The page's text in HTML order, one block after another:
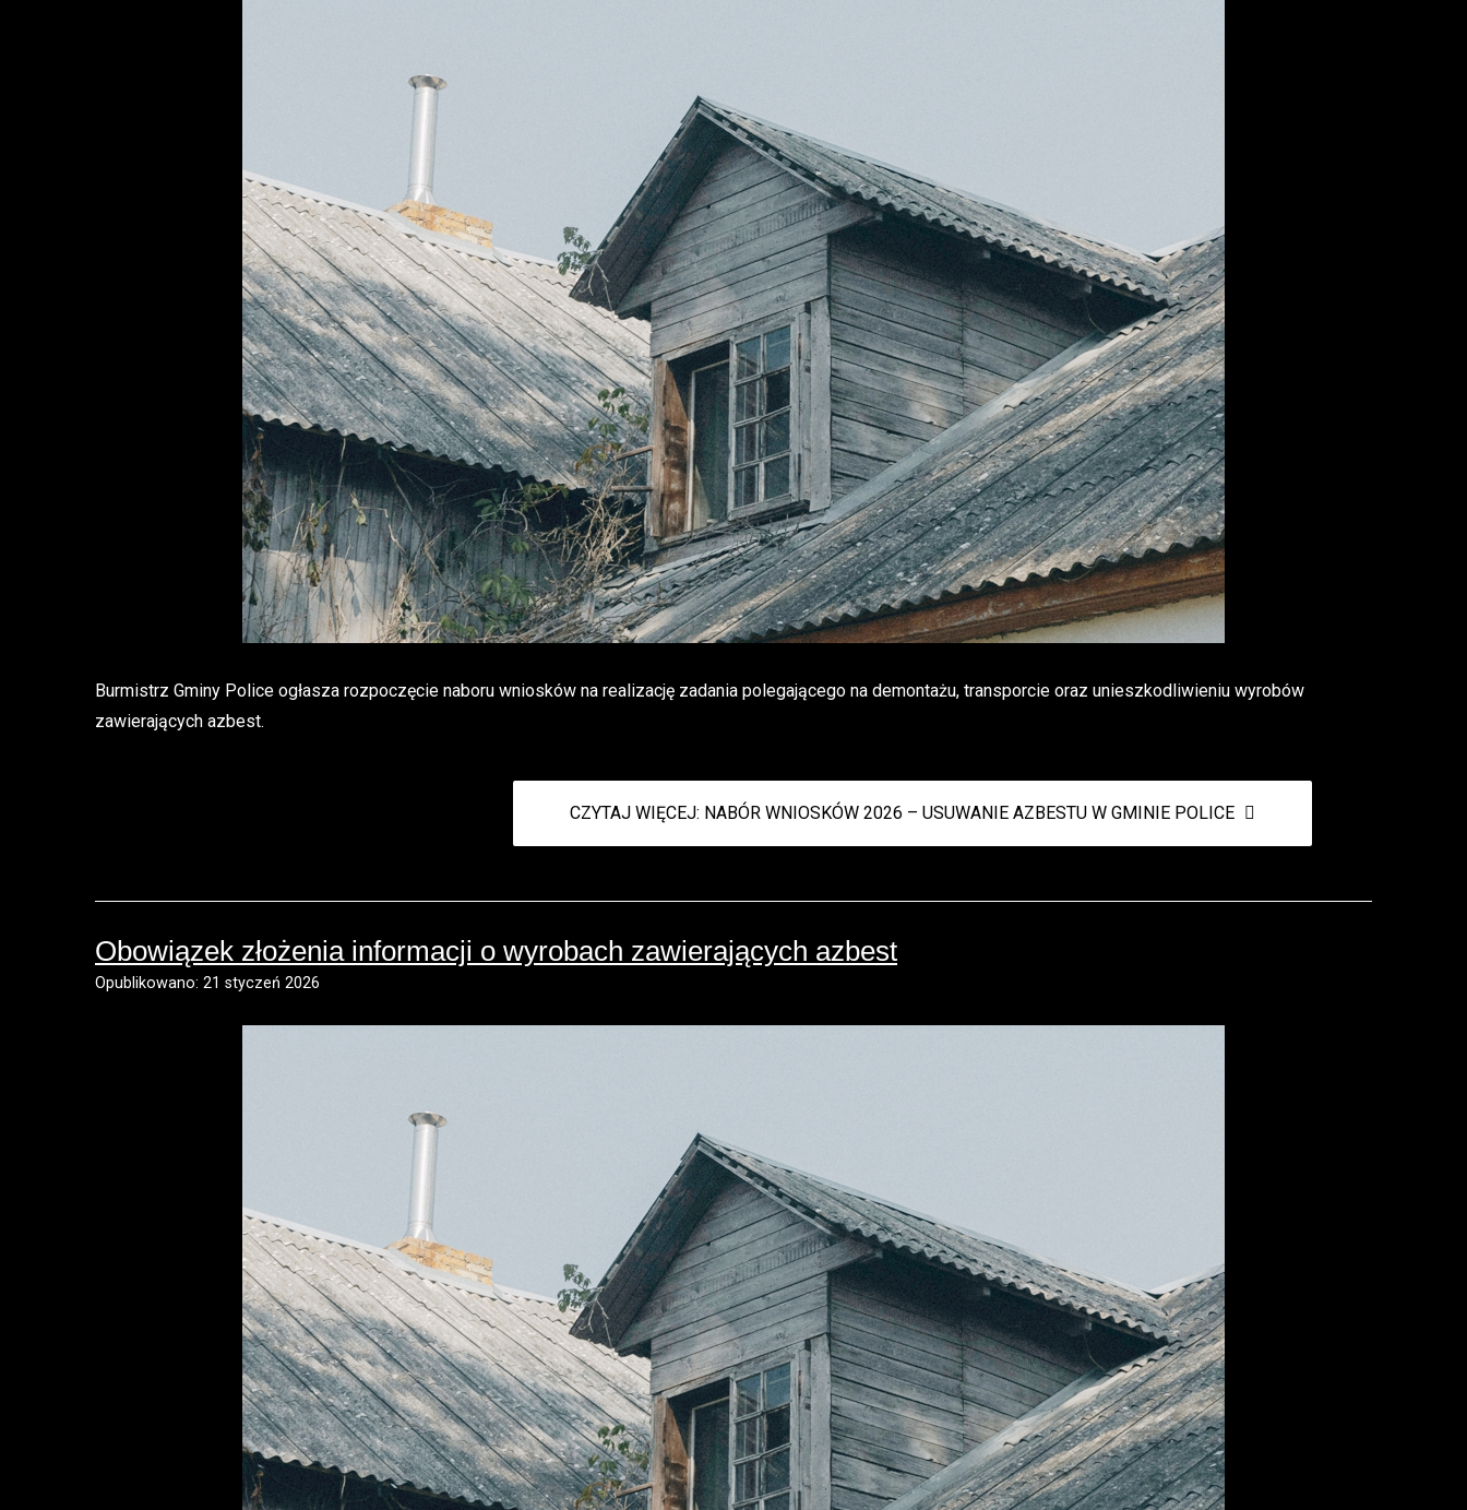
Burmistrz Gminy Police ogłasza rozpoczęcie naboru wniosków na realizację zadania polegającego na demontażu, transporcie oraz unieszkodliwieniu wyrobów
zawierających azbest.
CZYTAJ WIĘCEJ: NABÓR WNIOSKÓW 2026 – USUWANIE AZBESTU W GMINIE POLICE
Obowiązek złożenia informacji o wyrobach zawierających azbest
Opublikowano: 21 styczeń 2026